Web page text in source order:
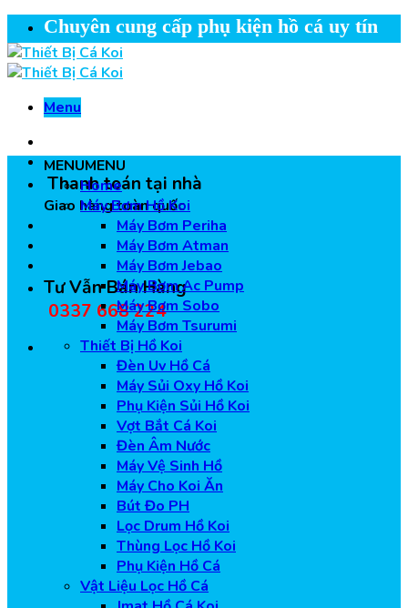
Skip
to
content
Chuyên cung cấp phụ kiện hồ cá uy tín
Menu
Thanh toán tại nhà
Giao hàng toàn quốc
Tư Vẫn Bán Hàng
0337 668 224
MENUMENU
Home
Máy Bơm Hồ Koi
Máy Bơm Periha
Máy Bơm Atman
Máy Bơm Jebao
Máy Bơm Ac Pump
Máy Bơm Sobo
Máy Bơm Tsurumi
Thiết Bị Hồ Koi
Đèn Uv Hồ Cá
Máy Sủi Oxy Hồ Koi
Phụ Kiện Sủi Hồ Koi
Vợt Bắt Cá Koi
Đèn Âm Nước
Máy Vệ Sinh Hồ
Máy Cho Koi Ăn
Bút Đo PH
Lọc Drum Hồ Koi
Thùng Lọc Hồ Koi
Phụ Kiện Hồ Cá
Vật Liệu Lọc Hồ Cá